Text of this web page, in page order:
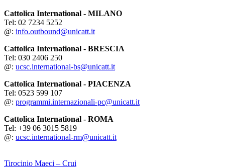
Cattolica International - MILANO
Tel: 02 7234 5252
@: info.outbound@unicatt.it
Cattolica International - BRESCIA
Tel: 030 2406 250
@: ucsc.international-bs@unicatt.it
Cattolica International - PIACENZA
Tel: 0523 599 107
@: programmi.internazionali-pc@unicatt.it
Cattolica International - ROMA
Tel: +39 06 3015 5819
@: ucsc.international-rm@unicatt.it
Tirocinio Maeci – Crui